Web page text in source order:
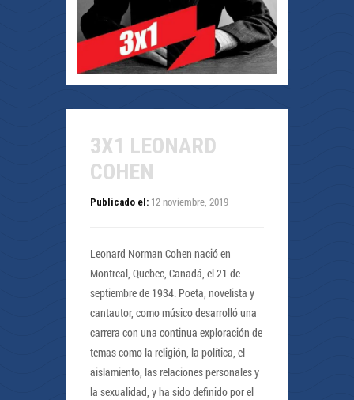
3X1 LEONARD
COHEN
Publicado el: 12 noviembre, 2019
Leonard Norman Cohen nació en
Montreal, Quebec, Canadá, el 21 de
septiembre de 1934. Poeta, novelista y
cantautor, como músico desarrolló una
carrera con una continua exploración de
temas como la religión, la política, el
aislamiento, las relaciones personales y
la sexualidad, y ha sido definido por el